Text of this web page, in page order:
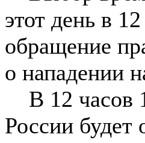
этот день в
обращение
о нападении
В 12 часов
России будет